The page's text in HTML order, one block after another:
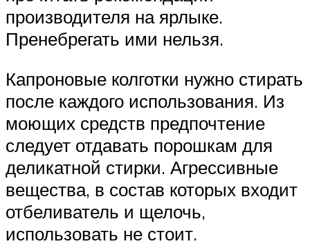
производителя на ярлыке.
Пренебрегать ими нельзя.
Капроновые колготки нужно стирать
после каждого использования. Из
моющих средств предпочтение
следует отдавать порошкам для
деликатной стирки. Агрессивные
вещества, в состав которых входит
отбеливатель и щелочь,
использовать не стоит.